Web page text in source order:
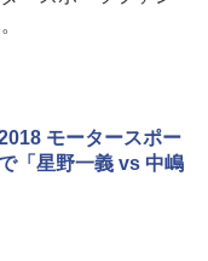
モータースポー
「星野一義 vs 中嶋